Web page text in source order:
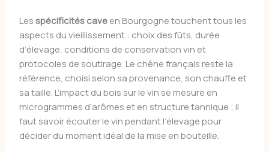
Lesspécificités caveen Bourgogne touchent tous les
aspects du vieillissement : choix des fûts, durée
d’élevage, conditions de conservation vin et
protocoles de soutirage. Le chêne français reste la
référence, choisi selon sa provenance, son chauffe et
sa taille. L’impact du bois sur le vin se mesure en
microgrammes d’arômes et en structure tannique ; il
faut savoir écouter le vin pendant l’élevage pour
décider du moment idéal de la mise en bouteille.